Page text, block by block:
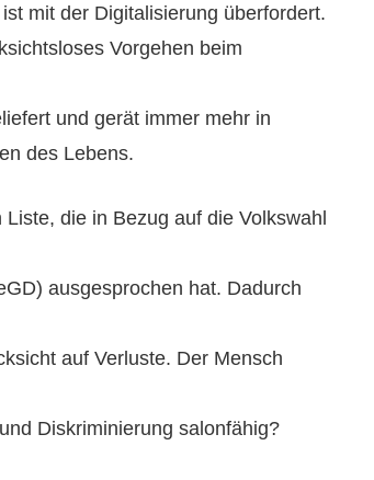
mit der Digitalisierung überfordert.
Vorgehen beim
und gerät immer mehr in
des Lebens.
die in Bezug auf die Volkswahl
ausgesprochen hat. Dadurch
auf Verluste. Der Mensch
Diskriminierung salonfähig?